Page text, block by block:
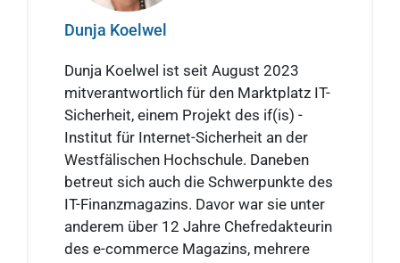
Dunja Koelwel
Dunja Koelwel ist seit August 2023
mitverantwortlich für den Marktplatz IT-
Sicherheit, einem Projekt des if(is) -
Institut für Internet-Sicherheit an der
Westfälischen Hochschule. Daneben
betreut sich auch die Schwerpunkte des
IT-Finanzmagazins. Davor war sie unter
anderem über 12 Jahre Chefredakteurin
des e-commerce Magazins, mehrere